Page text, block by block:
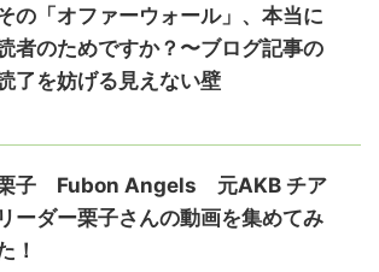
の「オファーウォール」、本当に
者のためですか？〜ブログ記事の
了を妨げる見えない壁
子 Fubon Angels 元AKB チア
リーダー栗子さんの動画を集めてみ
！